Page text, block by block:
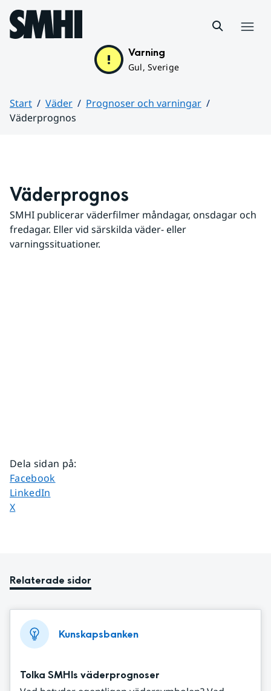
Hoppa till sidans innehåll
Varning
Gul, Sverige
Start Väder
Prognoser och varningar
Väderprognos
Väderprognos
SMHI publicerar väderfilmer måndagar, onsdagar och
fredagar. Eller vid särskilda väder- eller
varningssituationer.
Dela sidan på:
Dela sidan på
Facebook
Dela sidan på
LinkedIn
Dela sidan på
X
Relaterade sidor
Kunskapsbanken
Tolka SMHIs väderprognoser